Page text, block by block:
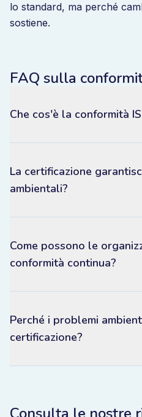
lo standard, ma perché
sostiene.
FAQ sulla
Che cos'è la conformità
La certificazione
ambientali?
Come possono le
conformità continua?
Perché i problemi
certificazione?